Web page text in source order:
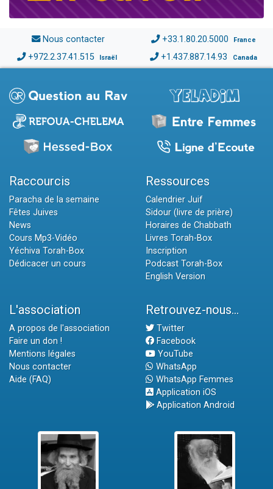
Nous contacter +33.1.80.20.5000 France
+972.2.37.41.515 Israël +1.437.887.14.93 Canada
Raccourcis
Paracha de la semaine
Fêtes Juives
News
Cours Mp3-Vidéo
Yéchiva Torah-Box
Dédicacer un cours
Ressources
Calendrier Juif
Sidour (livre de prière)
Horaires de Chabbath
Livres Torah-Box
Inscription
Podcast Torah-Box
English Version
L'association
A propos de l'association
Faire un don !
Mentions légales
Nous contacter
Aide (FAQ)
Retrouvez-nous...
Twitter
Facebook
YouTube
WhatsApp
WhatsApp Femmes
Application iOS
Application Android